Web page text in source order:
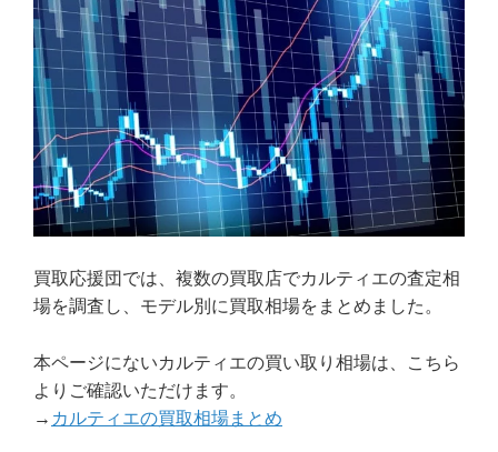
買取応援団では、複数の買取店でカルティエの査定相
場を調査し、モデル別に買取相場をまとめました。
本ページにないカルティエの買い取り相場は、こちら
よりご確認いただけます。
→ カルティエの買取相場まとめ